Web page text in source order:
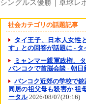
シングルス優勝｜卓球レ
社会カテゴリの話題記事
タイ王子、日本人女性
す」との回答が話題に -
ミャンマー親軍政権、
バンコクで首脳会談 - 朝日
バンコク近郊の学校で
同居の祖父母も殺害か 祖
ータル2026/08/07(20:16)